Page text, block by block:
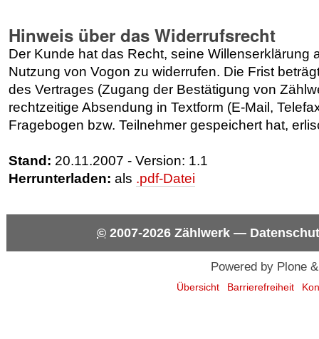
Hinweis über das Widerrufsrecht
Der Kunde hat das Recht, seine Willenserklärung
Nutzung von Vogon zu widerrufen. Die Frist
des Vertrages (Zugang der Bestätigung von
rechtzeitige Absendung in Textform (E-Mail,
Fragebogen bzw. Teilnehmer gespeichert hat,
Stand: 20.11.2007 - Version: 1.1
Herrunterladen: als .pdf-Datei
© 2007-2026 Zählwerk —
Powered by Plone
Übersicht Barrierefreiheit